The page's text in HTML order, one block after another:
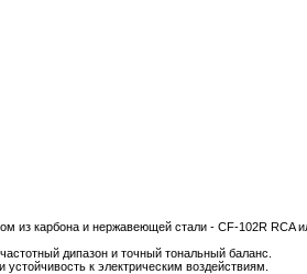
из карбона и нержавеющей стали - CF-102R RCA
дипазон и точный тональный баланс.
к электрическим воздействиям.